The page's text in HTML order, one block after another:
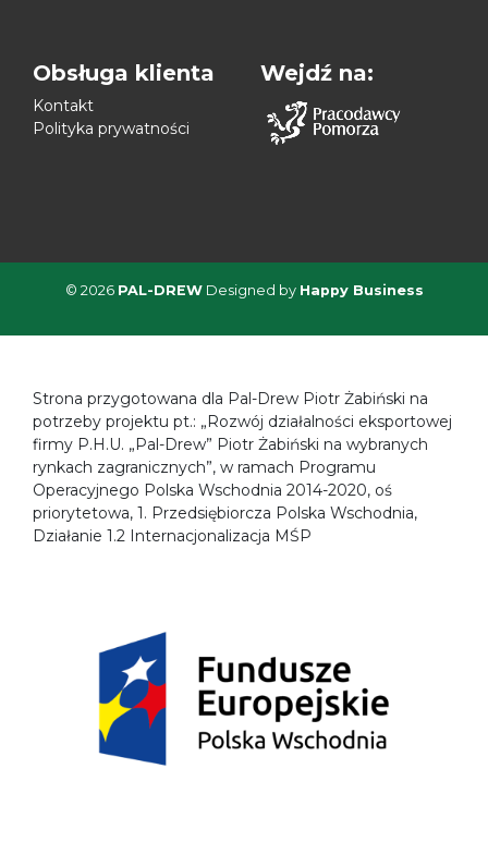
Obsługa klienta
Kontakt
Polityka prywatności
Wejdź na:
© 2026 PAL-DREWDesigned by Happy Business
Strona przygotowana dla Pal-Drew Piotr Żabiński na
potrzeby projektu pt.: „Rozwój działalności eksportowej
firmy P.H.U. „Pal-Drew” Piotr Żabiński na wybranych
rynkach zagranicznych”, w ramach Programu
Operacyjnego Polska Wschodnia 2014-2020, oś
priorytetowa, 1. Przedsiębiorcza Polska Wschodnia,
Działanie 1.2 Internacjonalizacja MŚP